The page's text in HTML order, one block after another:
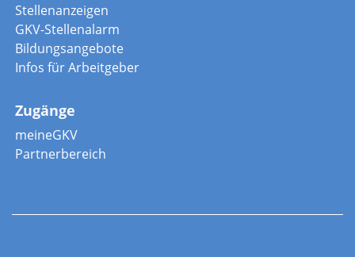
Stellenanzeigen
GKV-Stellenalarm
Bildungsangebote
Infos für Arbeitgeber
Zugänge
meineGKV
Partnerbereich